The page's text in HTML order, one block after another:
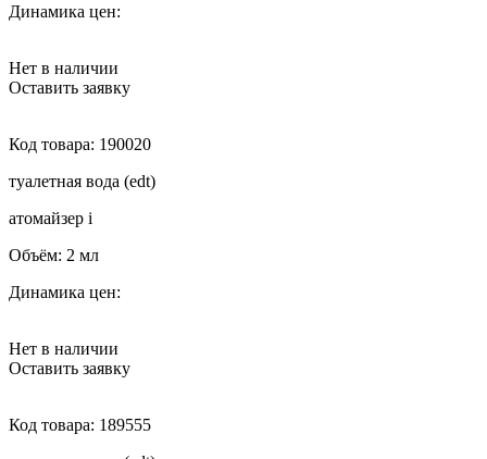
Динамика цен:
Нет в наличии
Оставить заявку
Код товара: 190020
туалетная вода (edt)
атомайзер i
Объём: 2 мл
Динамика цен:
Нет в наличии
Оставить заявку
Код товара: 189555